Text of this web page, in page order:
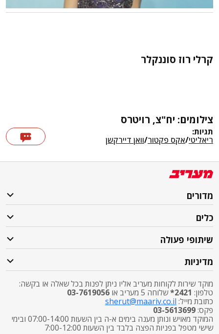
קרלי רוז סוננקלר
צילומים: יח"צ, רויטרס
תגיות:
ריאליטי/אקס פקטור/וואן דיירקשן
מדורים
כלים
שיתופי פעולה
מדיניות
מוקד שירות לקוחות מעריב אליו ניתן לפנות בכל שאלה או בקשה:
טלפון: 2421* שלוחה 5 מעריב או
03-7619056
כתובת מייל: sherut@maariv.co.il
פקס:03-5613699
המוקד מאויש ונותן מענה בימים א-ה בין השעות 07:00-14:00 ובימי
שישי מטפל בפניות הפצה בלבד בין השעות 7:00-12:00